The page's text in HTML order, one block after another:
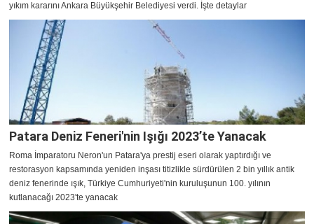
yıkım kararını Ankara Büyükşehir Belediyesi verdi. İşte detaylar
Patara Deniz Feneri'nin Işığı 2023’te Yanacak
Roma İmparatoru Neron'un Patara'ya prestij eseri olarak yaptırdığı ve
restorasyon kapsamında yeniden inşası titizlikle sürdürülen 2 bin yıllık antik
deniz fenerinde ışık, Türkiye Cumhuriyeti'nin kuruluşunun 100. yılının
kutlanacağı 2023'te yanacak